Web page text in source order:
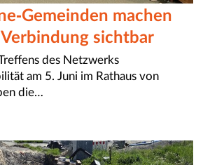
Gemeinden machen
sichtbar
des Netzwerks
am 5. Juni im Rathaus von
die…